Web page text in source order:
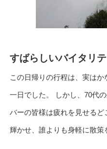
すばらしいバイタリテ
この日帰りの行程は、実は
一日でした。 しかし、70代
バーの皆様は疲れを見せる
輝かせ、誰よりも身軽に散策